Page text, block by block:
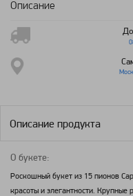
Описание
Описание продукта
О букете:
Роскошный букет из 15 пионов
красоты и элегантности. Крупные